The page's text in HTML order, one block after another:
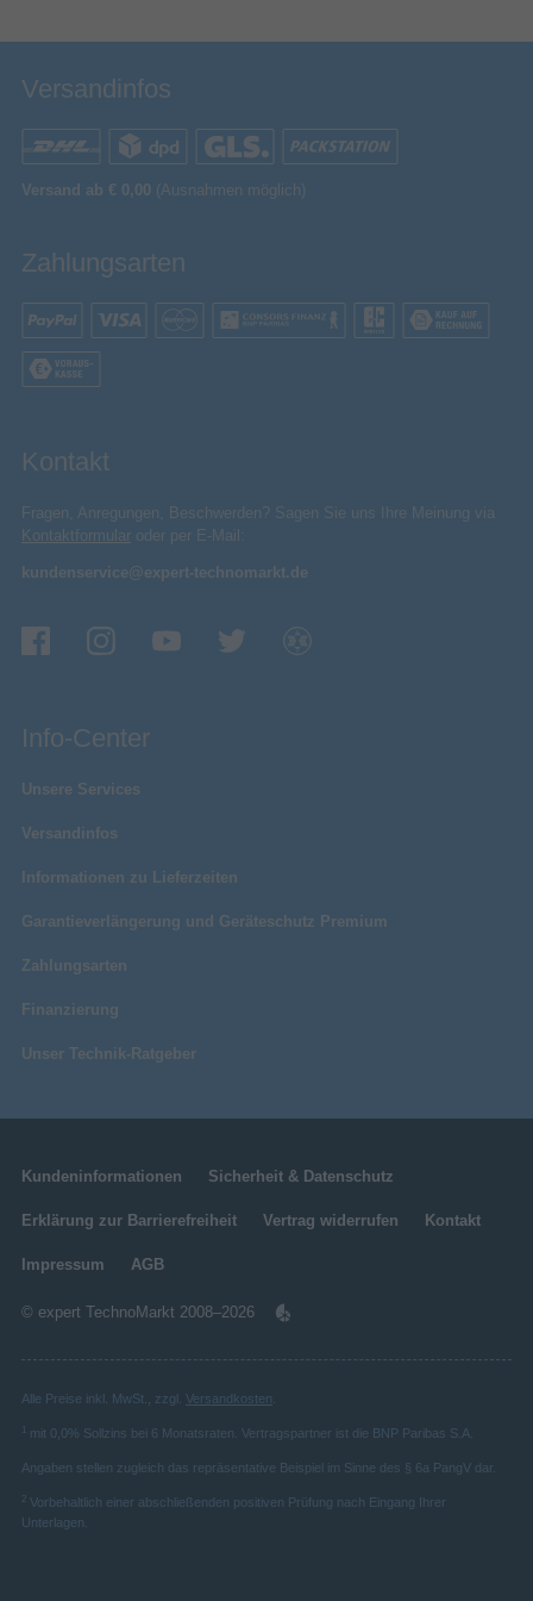
Versandinfos
Versand ab € 0,00 (Ausnahmen möglich)
Zahlungsarten
Kontakt
Fragen, Anregungen, Beschwerden? Sagen Sie uns Ihre Meinung via
Kontaktformular oder per E-Mail:
kundenservice@expert-technomarkt.de
Info-Center
Unsere Services
Versandinfos
Informationen zu Lieferzeiten
Garantieverlängerung und Geräteschutz Premium
Zahlungsarten
Finanzierung
Unser Technik-Ratgeber
Kundeninformationen Sicherheit & Datenschutz
Erklärung zur Barrierefreiheit Vertrag widerrufen Kontakt
Impressum AGB
© expert TechnoMarkt 2008–2026
Alle Preise inkl. MwSt., zzgl. Versandkosten
mit 0,0% Sollzins bei 6 Monatsraten. Vertragspartner ist die BNP Paribas S.A.
Angaben stellen zugleich das repräsentative Beispiel im Sinne des § 6a PangV dar.
2 Vorbehaltlich einer abschließenden positiven Prüfung nach Eingang Ihrer
Unterlagen.